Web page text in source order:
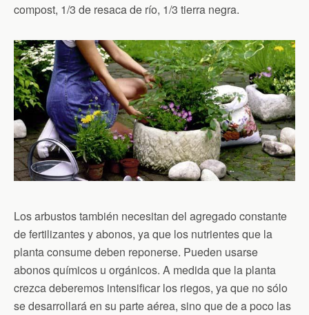
compost, 1/3 de resaca de río, 1/3 tierra negra.
Los arbustos también necesitan del agregado constante
de fertilizantes y abonos, ya que los nutrientes que la
planta consume deben reponerse. Pueden usarse
abonos químicos u orgánicos. A medida que la planta
crezca deberemos intensificar los riegos, ya que no sólo
se desarrollará en su parte aérea, sino que de a poco las